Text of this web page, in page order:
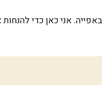
באפייה. אני כאן כדי